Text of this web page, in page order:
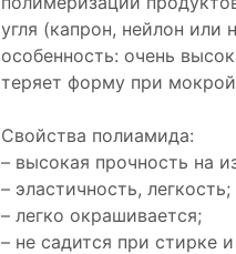
угля (капрон, нейлон или
особенность: очень
теряет форму при
Свойства полиамида:
– высокая прочность на
– эластичность, легкость;
– легко окрашивается;
– не садится при стирке